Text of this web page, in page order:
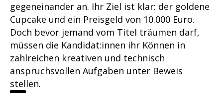
gegeneinander an. Ihr Ziel ist klar: der goldene
Cupcake und ein Preisgeld von 10.000 Euro.
Doch bevor jemand vom Titel träumen darf,
müssen die Kandidat:innen ihr Können in
zahlreichen kreativen und technisch
anspruchsvollen Aufgaben unter Beweis
stellen.